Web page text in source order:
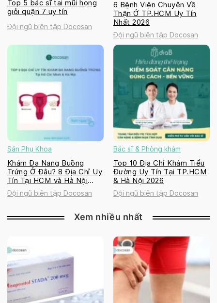
Top 5 bác sĩ tai mũi họng
giỏi quận 7 uy tín
Đội ngũ biên tập Docosan
6 Bệnh Viện Chuyên Về
Thận Ở TP.HCM Uy Tín
Nhất 2026
Đội ngũ biên tập Docosan
Sản Phụ Khoa
Khám Đa Nang Buồng
Trứng Ở Đâu? 8 Địa Chỉ Uy
Tín Tại HCM và Hà Nội
2026
Đội ngũ biên tập Docosan
Bác sĩ & Phòng khám
Top 10 Địa Chỉ Khám Tiểu
Đường Uy Tín Tại TP.HCM
& Hà Nội 2026
Đội ngũ biên tập Docosan
Xem nhiều nhất